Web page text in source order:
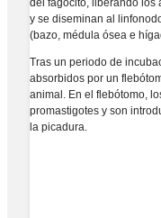
y se diseminan al
(bazo, médula ósea e
Tras un periodo de
absorbidos por un
animal. En el flebótomo,
promastigotes y son
la picadura.